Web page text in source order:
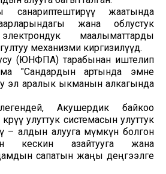
санариптештирүү жаатында
жана облустук
маалыматтарды
механизми киргизилүүдө.
(ЮНФПА) тарабынан иштелип
"Сандардын артында эмне
эл аралык ыкманын алкагында
Акушердик байкоо
улуттук системасын улуттук
– алдын алууга мүмкүн болгон
кескин азайтууга жана
сапатын жаңы деңгээлге